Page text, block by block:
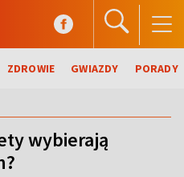
ZDROWIE GWIAZDY PORADY
wybierają